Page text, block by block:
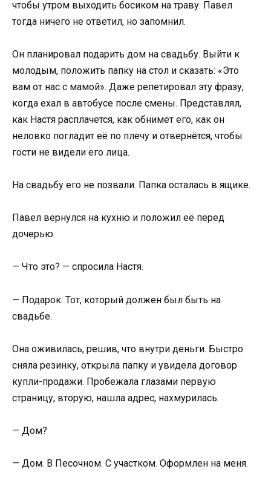
чтобы утром выходить босиком на траву. Павел
тогда ничего не ответил, но запомнил.
Он планировал подарить дом на свадьбу. Выйти к
молодым, положить папку на стол и сказать: «Это
вам от нас с мамой». Даже репетировал эту фразу,
когда ехал в автобусе после смены. Представлял,
как Настя расплачется, как обнимет его, как он
неловко погладит её по плечу и отвернётся, чтобы
гости не видели его лица.
На свадьбу его не позвали. Папка осталась в ящике.
Павел вернулся на кухню и положил её перед
дочерью.
— Что это? — спросила Настя.
— Подарок. Тот, который должен был быть на
свадьбе.
Она оживилась, решив, что внутри деньги. Быстро
сняла резинку, открыла папку и увидела договор
купли-продажи. Пробежала глазами первую
страницу, вторую, нашла адрес, нахмурилась.
— Дом?
— Дом. В Песочном. С участком. Оформлен на меня.